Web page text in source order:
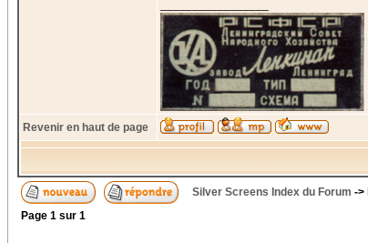
Revenir en haut de page
Silver Screens Index du Forum ->
Page 1 sur 1